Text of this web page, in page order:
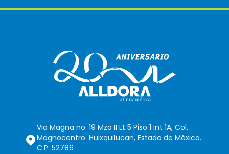
Via Magna no. 19 Mza II Lt 5 Piso 1 Int 1A, Col.
Magnocentro. Huixquilucan, Estado de México.
C.P. 52786